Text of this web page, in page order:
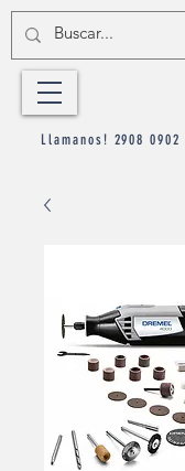
Llamanos! 2908 0902